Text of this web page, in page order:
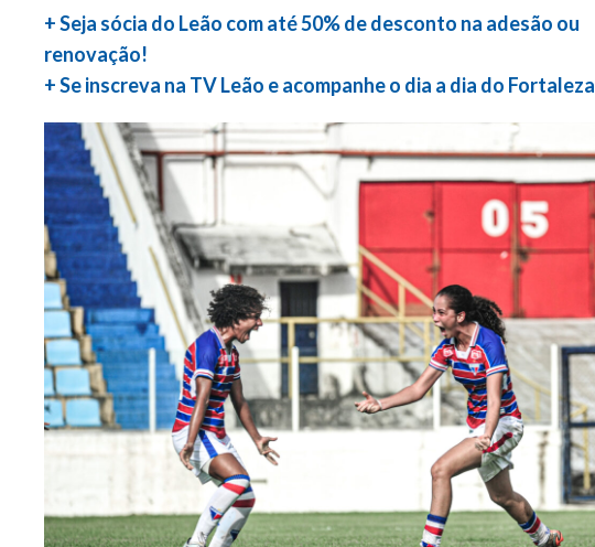
+ Seja sócia do Leão com até 50% de desconto na adesão ou
renovação!
+ Se inscreva na TV Leão e acompanhe o dia a dia do Fortaleza